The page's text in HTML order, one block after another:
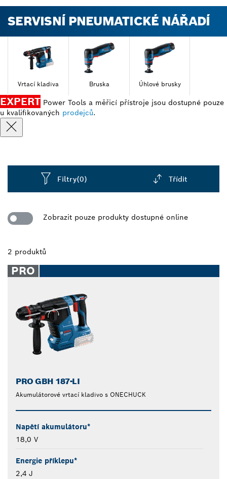
SERVISNÍ PNEUMATICKÉ NÁŘADÍ
Vrtací kladiva Bruska Úhlové brusky
EXPERT Power Tools a měřicí přístroje jsou dostupné pouze
u kvalifikovaných prodejců.
Filtry(0) Třídit
Zobrazit pouze produkty dostupné online
2 produktů
PRO
PRO GBH 187-LI
Akumulátorové vrtací kladivo s ONECHUCK
Napětí akumulátoru*
18,0 V
Energie příklepu*
2,4 J